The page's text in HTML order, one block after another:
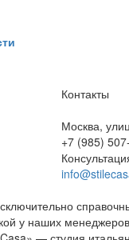
Контакты
Москва,
+7 (985)
у наших менеджеров